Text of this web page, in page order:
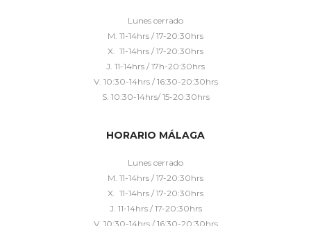
Lunes cerrado
M. 11-14hrs / 17-20:30hrs
X. 11-14hrs / 17-20:30hrs
J. 11-14hrs / 17h-20:30hrs
V. 10:30-14hrs / 16:30-20:30hrs
S. 10:30-14hrs/ 15-20:30hrs
HORARIO MÁLAGA
Lunes cerrado
M. 11-14hrs / 17-20:30hrs
X. 11-14hrs / 17-20:30hrs
J. 11-14hrs / 17-20:30hrs
V. 10:30-14hrs / 16:30-20:30hrs